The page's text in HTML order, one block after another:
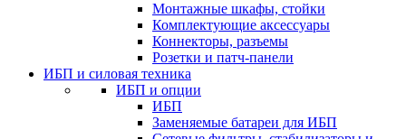
Монтажные шкафы, стойки
Комплектующие аксессуары
Коннекторы, разъемы
Розетки и патч-панели
ИБП и силовая техника
ИБП и опции
ИБП
Заменяемые батареи для ИБП